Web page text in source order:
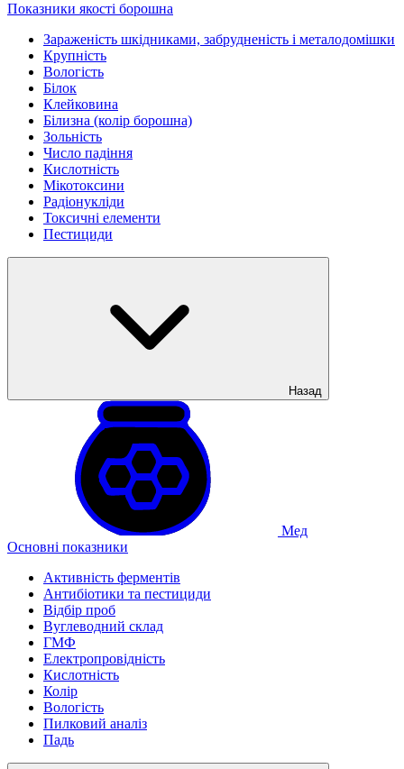
Показники якості борошна
Зараженість шкідниками, забрудненість і металодомішки
Крупність
Вологість
Білок
Клейковина
Білизна (колір борошна)
Зольність
Число падіння
Кислотність
Мікотоксини
Радіонукліди
Токсичні елементи
Пестициди
Назад
Мед
Основні показники
Активність ферментів
Антибіотики та пестициди
Відбір проб
Вуглеводний склад
ГМФ
Електропровідність
Кислотність
Колір
Вологість
Пилковий аналіз
Падь